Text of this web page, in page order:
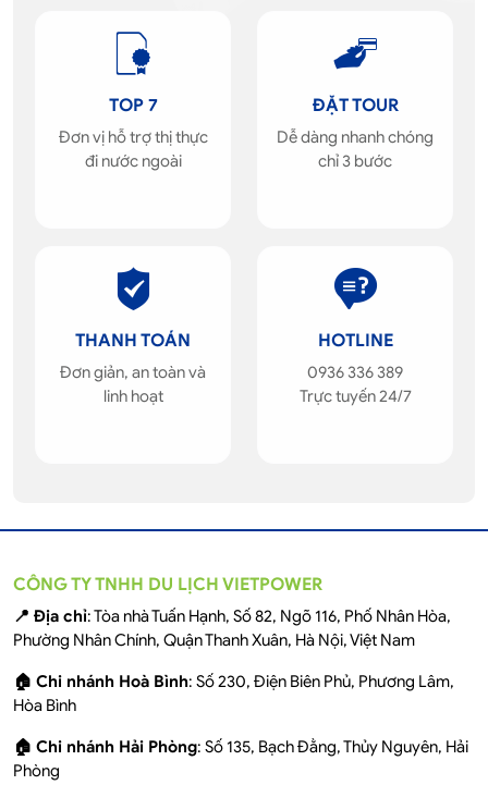
TOP 7
Đơn vị hỗ trợ thị thực
đi nước ngoài
ĐẶT TOUR
Dễ dàng nhanh chóng
chỉ 3 bước
THANH TOÁN
Đơn giản, an toàn và
linh hoạt
HOTLINE
0936 336 389
Trực tuyến 24/7
CÔNG TY TNHH DU LỊCH VIETPOWER
📍 Địa chỉ: Tòa nhà Tuấn Hạnh, Số 82, Ngõ 116, Phố Nhân Hòa,
Phường Nhân Chính, Quận Thanh Xuân, Hà Nội, Việt Nam
🏠 Chi nhánh Hoà Bình: Số 230, Điện Biên Phủ, Phương Lâm,
Hòa Bình
🏠 Chi nhánh Hải Phòng: Số 135, Bạch Đằng, Thủy Nguyên, Hải
Phòng